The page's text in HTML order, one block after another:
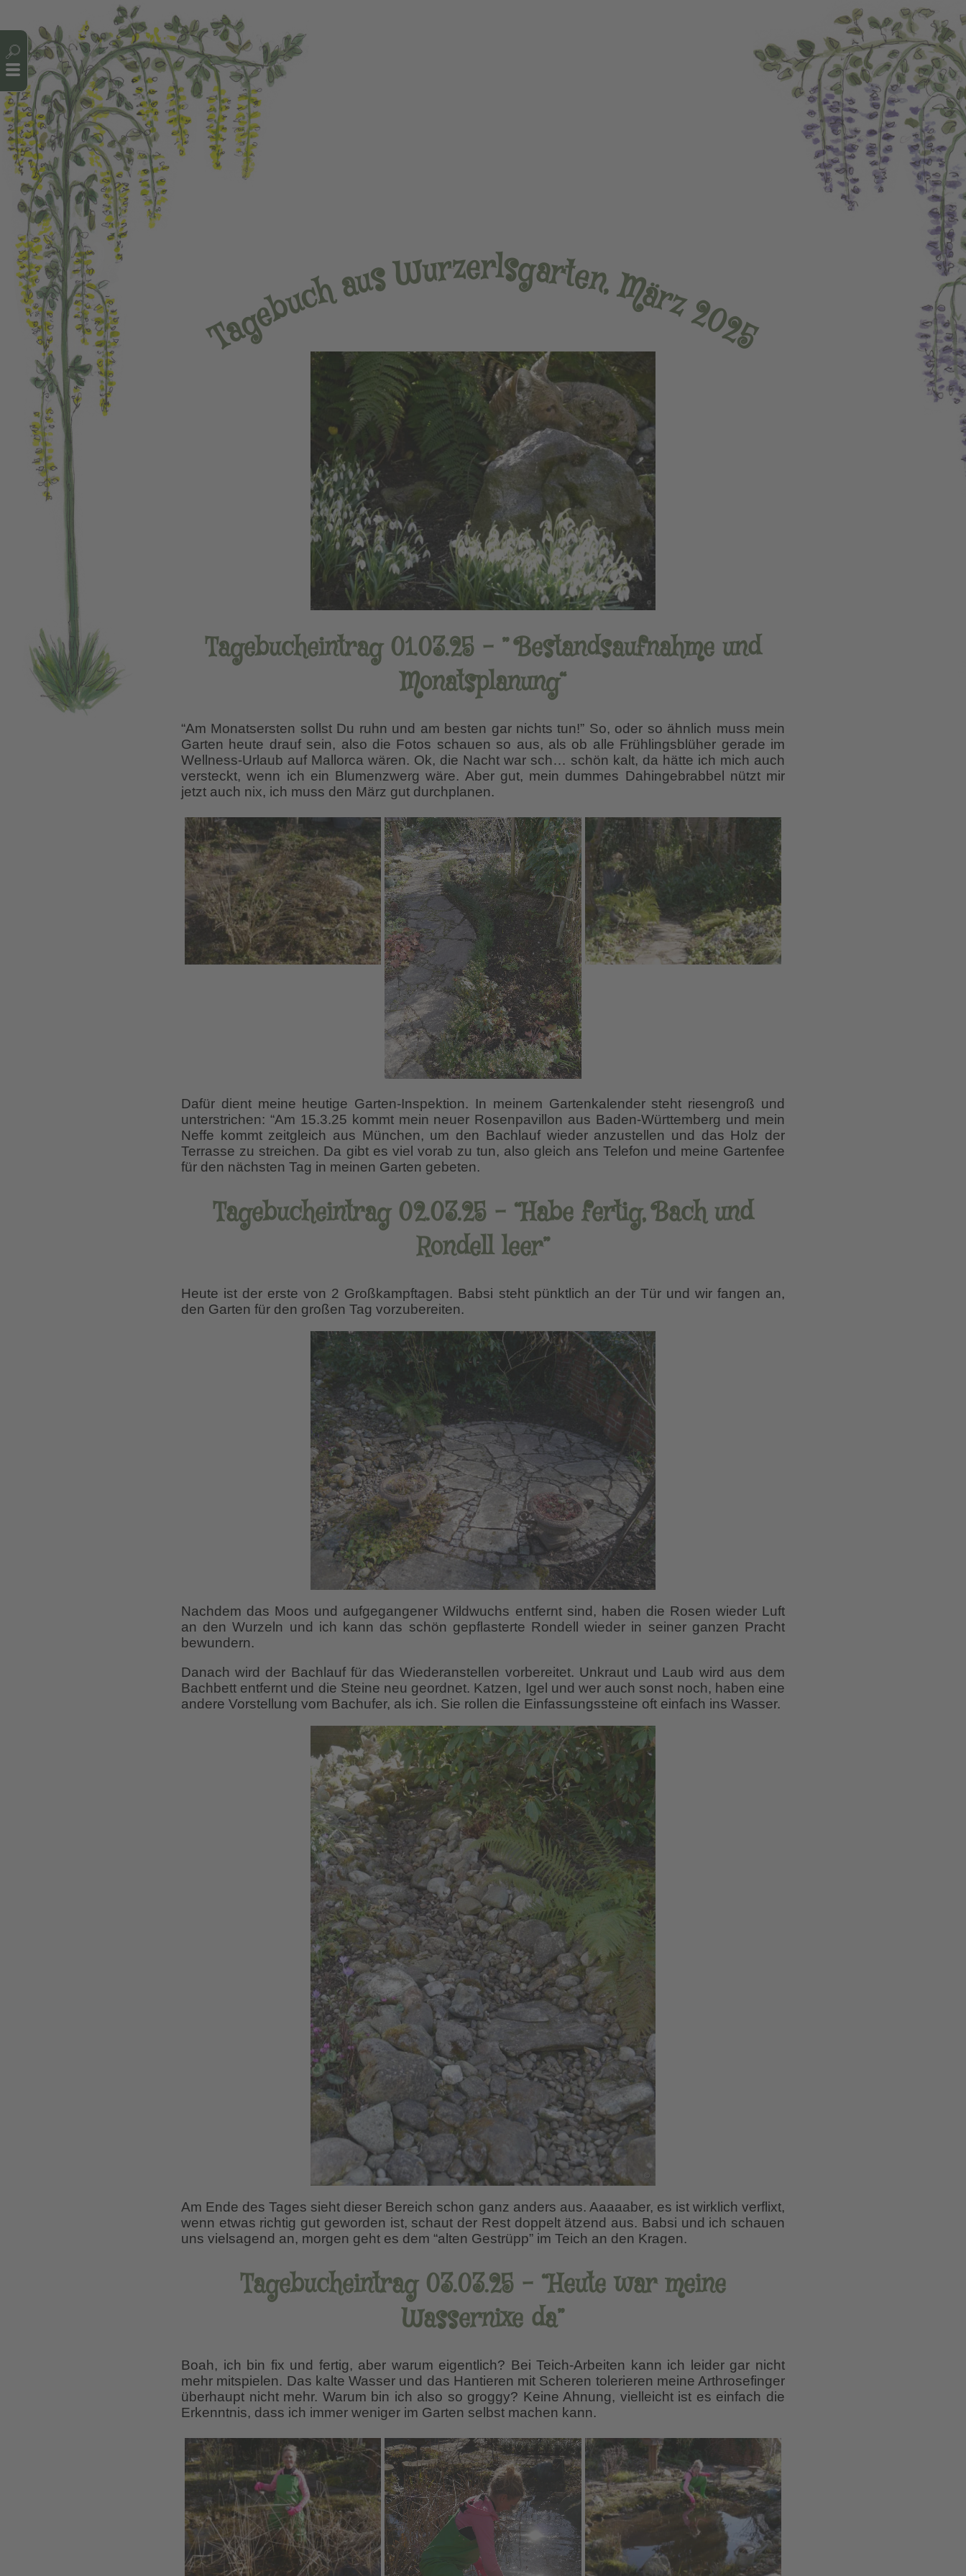
T
a
g
ebuchausWurzerlsgarten
,Mär
z2
0
2
5
Tagebucheintrag 01.03.25 – ” Bestandsaufnahme und
Monatsplanung“
“Am Monatsersten sollst Du ruhn und am besten gar nichts tun!” So, oder so ähnlich muss mein
Garten heute drauf sein, also die Fotos schauen so aus, als ob alle Frühlingsblüher gerade im
Wellness-Urlaub auf Mallorca wären. Ok, die Nacht war sch… schön kalt, da hätte ich mich auch
versteckt, wenn ich ein Blumenzwerg wäre. Aber gut, mein dummes Dahingebrabbel nützt mir
jetzt auch nix, ich muss den März gut durchplanen.
Dafür dient meine heutige Garten-Inspektion. In meinem Gartenkalender steht riesengroß und
unterstrichen: “Am 15.3.25 kommt mein neuer Rosenpavillon aus Baden-Württemberg und mein
Neffe kommt zeitgleich aus München, um den Bachlauf wieder anzustellen und das Holz der
Terrasse zu streichen. Da gibt es viel vorab zu tun, also gleich ans Telefon und meine Gartenfee
für den nächsten Tag in meinen Garten gebeten.
Tagebucheintrag 02.03.25 – “Habe fertig, Bach und
Rondell leer”
Heute ist der erste von 2 Großkampftagen. Babsi steht pünktlich an der Tür und wir fangen an,
den Garten für den großen Tag vorzubereiten.
Nachdem das Moos und aufgegangener Wildwuchs entfernt sind, haben die Rosen wieder Luft
an den Wurzeln und ich kann das schön gepflasterte Rondell wieder in seiner ganzen Pracht
bewundern.
Danach wird der Bachlauf für das Wiederanstellen vorbereitet. Unkraut und Laub wird aus dem
Bachbett entfernt und die Steine neu geordnet. Katzen, Igel und wer auch sonst noch, haben eine
andere Vorstellung vom Bachufer, als ich. Sie rollen die Einfassungssteine oft einfach ins Wasser.
Am Ende des Tages sieht dieser Bereich schon ganz anders aus. Aaaaaber, es ist wirklich verflixt,
wenn etwas richtig gut geworden ist, schaut der Rest doppelt ätzend aus. Babsi und ich schauen
uns vielsagend an, morgen geht es dem “alten Gestrüpp” im Teich an den Kragen.
Tagebucheintrag 03.03.25 – “Heute war meine
Wassernixe da”
Boah, ich bin fix und fertig, aber warum eigentlich? Bei Teich-Arbeiten kann ich leider gar nicht
mehr mitspielen. Das kalte Wasser und das Hantieren mit Scheren tolerieren meine Arthrosefinger
überhaupt nicht mehr. Warum bin ich also so groggy? Keine Ahnung, vielleicht ist es einfach die
Erkenntnis, dass ich immer weniger im Garten selbst machen kann.
Cookie-Einstellungen